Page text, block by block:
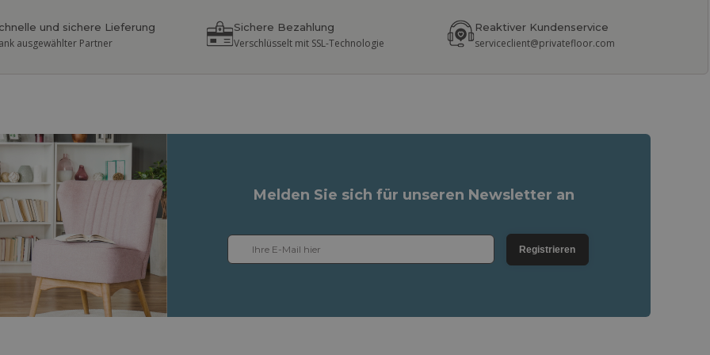
und sichere Lieferung
ausgewählter Partner
Sichere Bezahlung
Verschlüsselt mit SSL-Technologie
Reaktiver Kundenservice
serviceclient@privatefloor.com
Melden Sie sich für unseren Newsletter an
Registrieren